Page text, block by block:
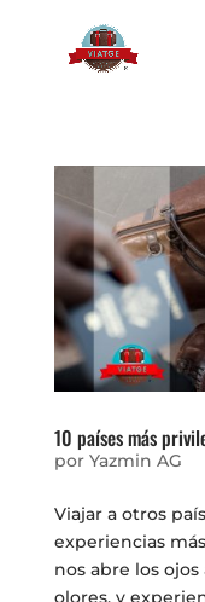
10 países más
por Yazmin AG
Viajar a otros
experiencias
nos abre los